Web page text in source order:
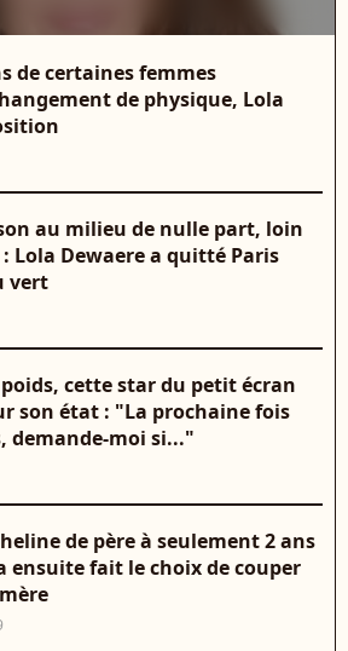
de certaines femmes
de physique, Lola
au milieu de nulle part, loin
Lola Dewaere a quitté Paris
vert
cette star du petit écran
son état : "La prochaine fois
demande-moi si..."
de père à seulement 2 ans
ensuite fait le choix de couper